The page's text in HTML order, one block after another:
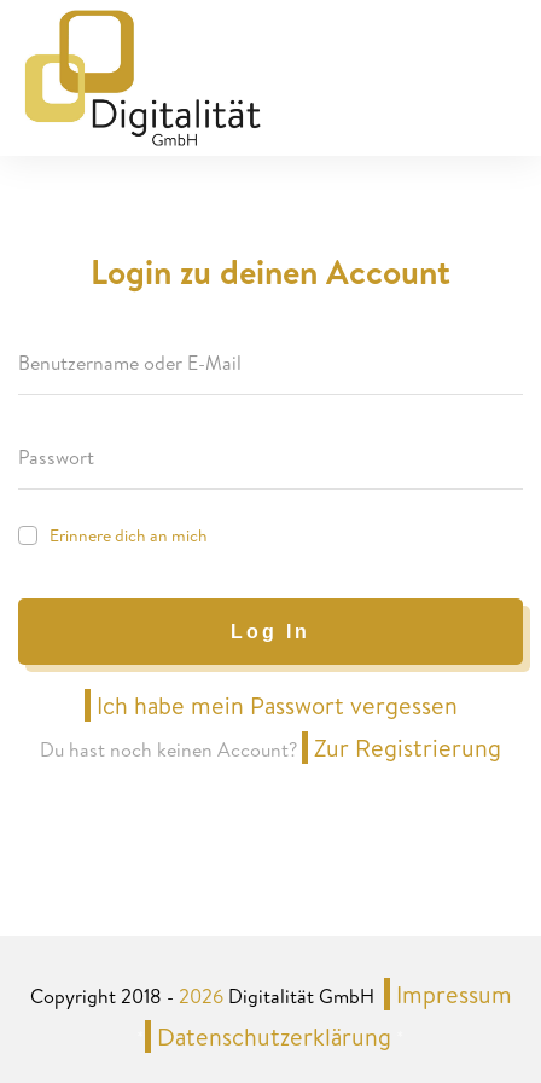
Login zu deinen Account
Erinnere dich an mich
Log In
Ich habe mein Passwort vergessen
Du hast noch keinen Account? Zur Registrierung
Copyright 2018 - 2026 Digitalität GmbH Impressum
Datenschutzerklärung